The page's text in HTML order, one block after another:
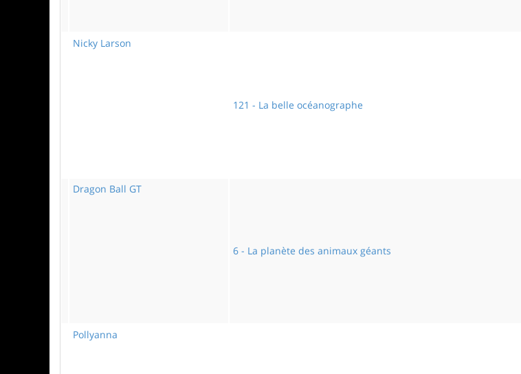
Nicky Larson
121 - La belle océanographe
Dragon Ball GT
6 - La planète des animaux géants
Pollyanna